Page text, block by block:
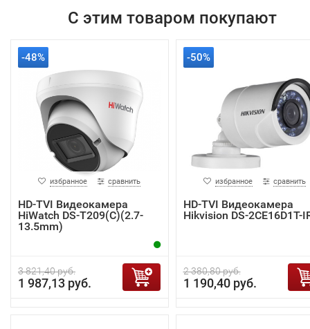
С этим товаром покупают
-48%
избранное сравнить
HD-TVI Видеокамера
HiWatch DS-T209(C)(2.7-
13.5mm)
3 821,40 руб.
1 987,13 руб.
-50%
избранное сравнить
HD-TVI Видеокамера
Hikvision DS-2CE16D1T-
2 380,80 руб.
1 190,40 руб.